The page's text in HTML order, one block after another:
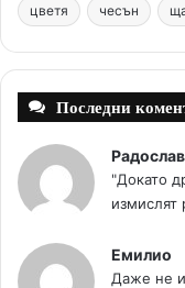
k
цветя чесън
Последни
Радослав
"Докато
Емилио
Даже не